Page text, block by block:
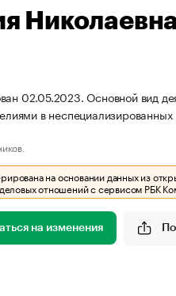
02.05.2023. Основной вид
в
на основании данных из
отношений с сервисом РБК
на изменения